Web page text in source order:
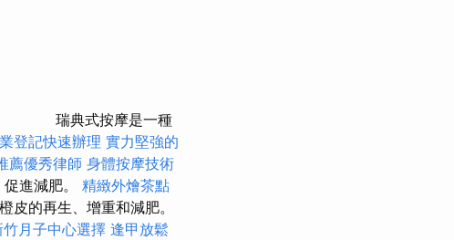
瑞典式按摩是一種
登記快速辦理 實力堅強的
薦優秀律師 身體按摩技術
進減肥。 精緻外燴茶點
皮的再生、增重和減肥。
竹月子中心選擇 逢甲放鬆